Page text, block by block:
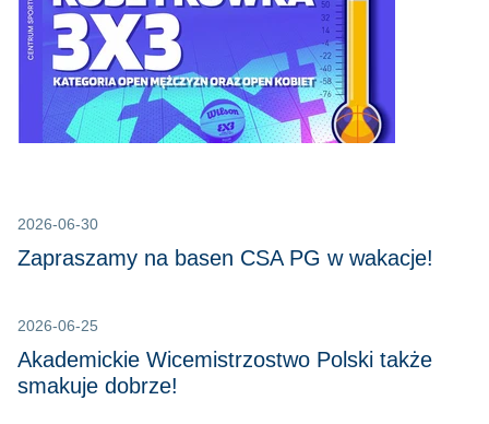
2026-06-30
Zapraszamy na basen CSA PG w wakacje!
2026-06-25
Akademickie Wicemistrzostwo Polski także
smakuje dobrze!